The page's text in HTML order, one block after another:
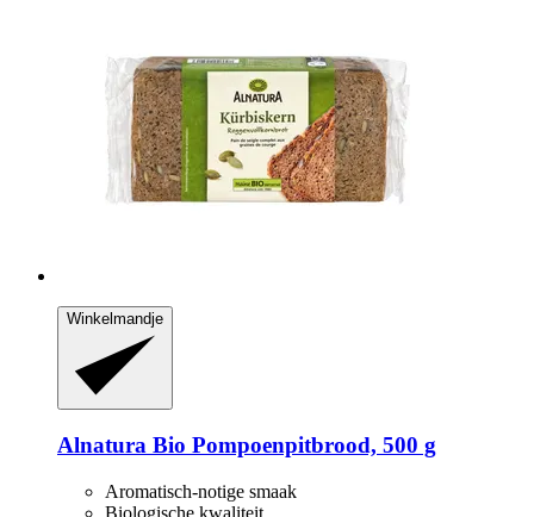
Winkelmandje
Alnatura Bio Pompoenpitbrood, 500 g
Aromatisch-notige smaak
Biologische kwaliteit